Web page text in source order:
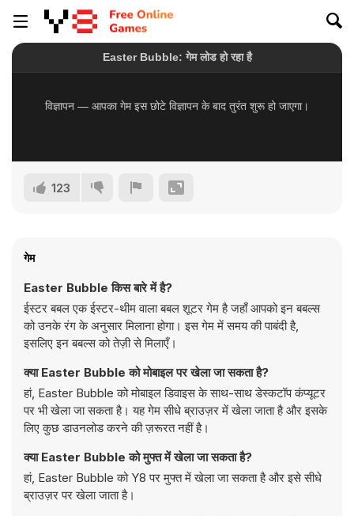
123
गेम
Easter Bubble किस बारे में है?
ईस्टर बबल एक ईस्टर-थीम वाला बबल शूटर गेम है जहाँ आपको इन बबल्स
को उनके रंग के अनुसार मिलाना होगा। इस गेम में समय की पाबंदी है,
इसलिए इन बबल्स को तेज़ी से मिलाएँ।
क्या Easter Bubble को मोबाइल पर खेला जा सकता है?
हां, Easter Bubble को मोबाइल डिवाइस के साथ-साथ डेस्कटॉप कंप्यूटर
पर भी खेला जा सकता है। यह गेम सीधे ब्राउज़र में खेला जाता है और इसके
लिए कुछ डाउनलोड करने की ज़रूरत नहीं है।
क्या Easter Bubble को मुफ्त में खेला जा सकता है?
हां, Easter Bubble को Y8 पर मुफ्त में खेला जा सकता है और इसे सीधे
ब्राउज़र पर खेला जाता है।